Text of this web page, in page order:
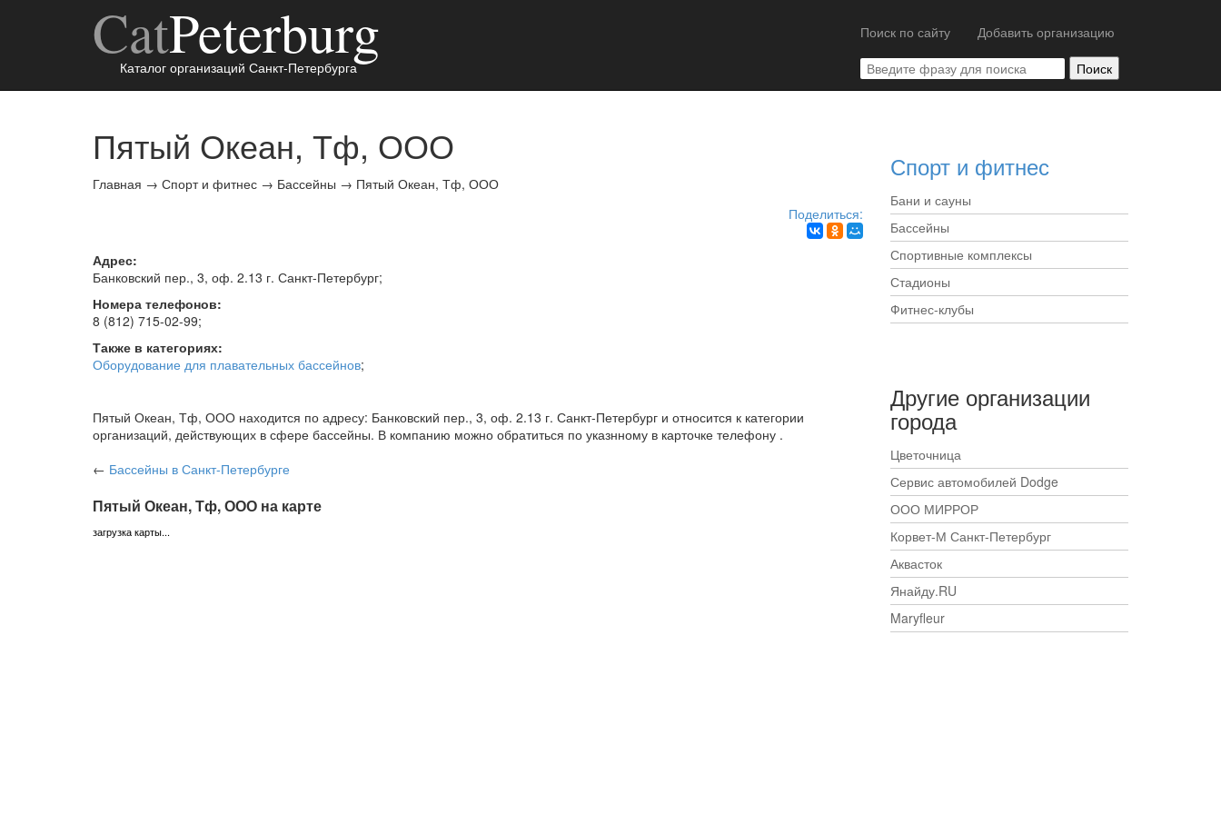
CatPeterburg
Каталог организаций Санкт-Петербурга
Поиск по сайту Добавить организацию
Пятый Океан, Тф, ООО
Главная → Спорт и фитнес → Бассейны → Пятый Океан, Тф, ООО
Поделиться:
Адрес:
Банковский пер., 3, оф. 2.13 г. Санкт-Петербург;
Номера телефонов:
8 (812) 715-02-99;
Также в категориях:
Оборудование для плавательных бассейнов;
Пятый Океан, Тф, ООО находится по адресу: Банковский пер., 3, оф. 2.13 г. Санкт-Петербург и относится к категории
организаций, действующих в сфере бассейны. В компанию можно обратиться по указнному в карточке телефону .
← Бассейны в Санкт-Петербурге
Пятый Океан, Тф, ООО на карте
загрузка карты...
Спорт и фитнес
Бани и сауны
Бассейны
Спортивные комплексы
Стадионы
Фитнес-клубы
Другие организации
города
Цветочница
Сервис автомобилей Dodge
ООО МИРРОР
Корвет-М Санкт-Петербург
Аквасток
Янайду.RU
Maryfleur